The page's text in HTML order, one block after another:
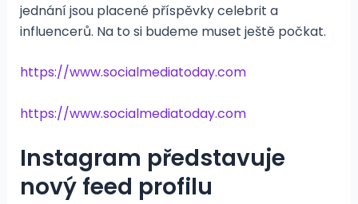
jednání jsou placené příspěvky celebrit a
influencerů. Na to si budeme muset ještě počkat.
https://www.socialmediatoday.com
https://www.socialmediatoday.com
Instagram představuje
nový feed profilu